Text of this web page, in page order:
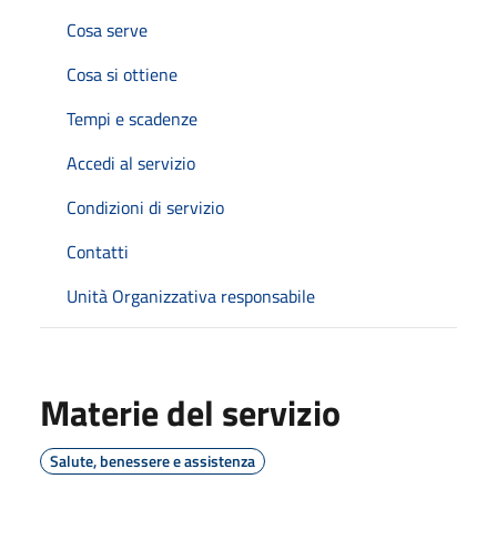
Cosa serve
Cosa si ottiene
Tempi e scadenze
Accedi al servizio
Condizioni di servizio
Contatti
Unità Organizzativa responsabile
Materie del servizio
Salute, benessere e assistenza